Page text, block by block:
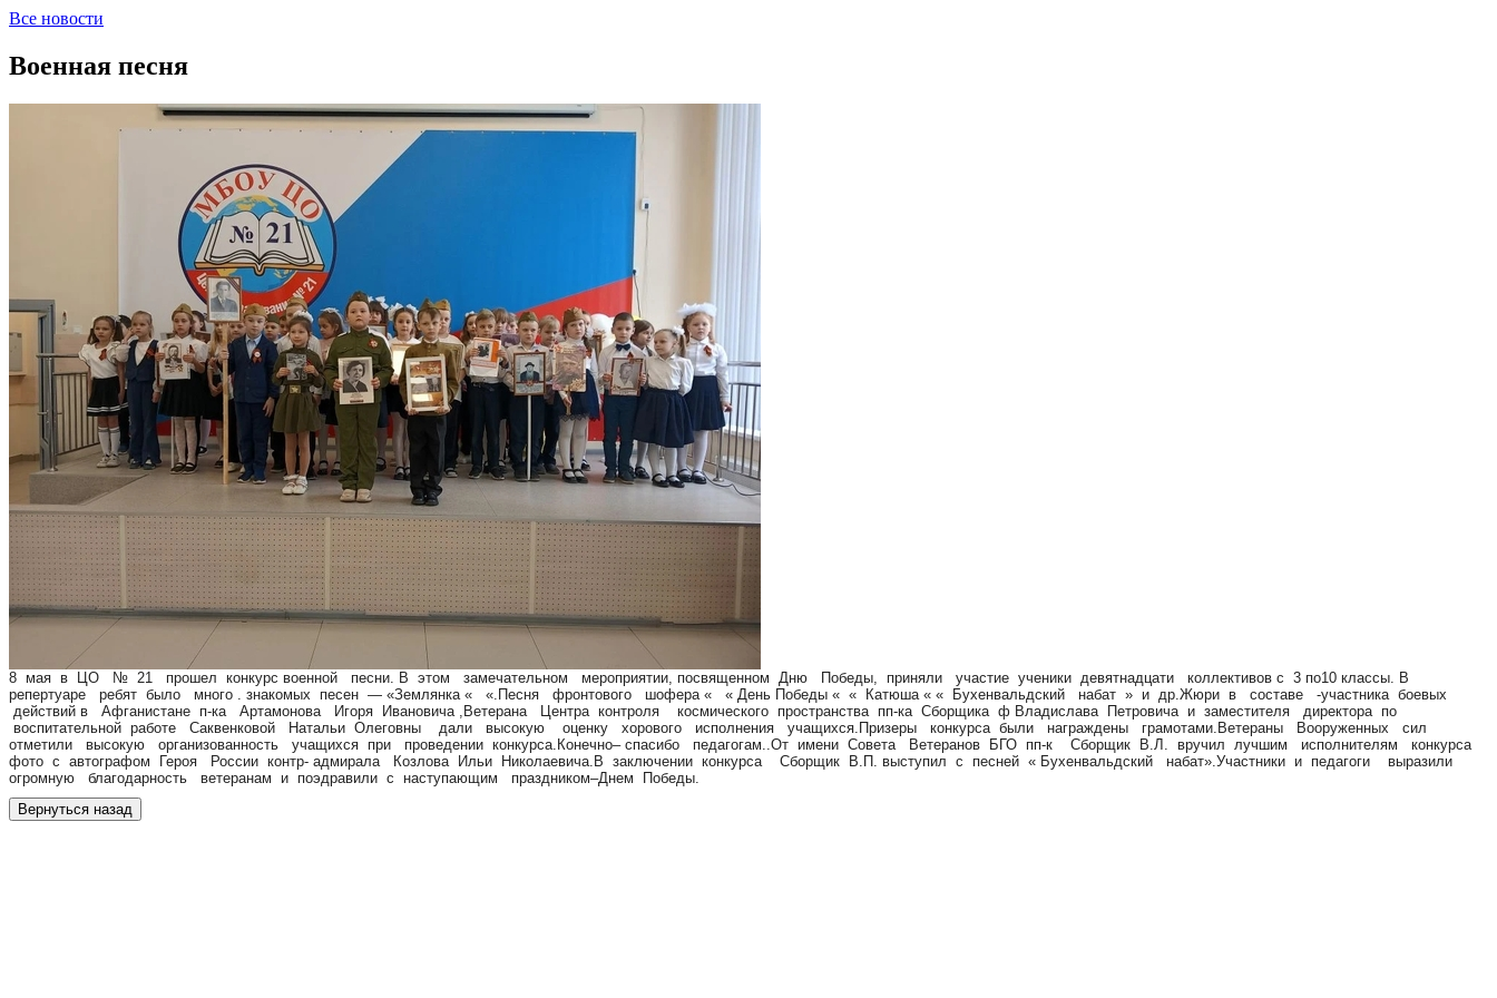
Все новости
Военная песня
8 мая в ЦО № 21 прошел конкурс военной песни. В этом замечательном мероприятии, посвященном Дню Победы, приняли участие ученики девятнадцати коллективов с 3 по10 классы. В
репертуаре ребят было много . знакомых песен — «Землянка « «.Песня фронтового шофера « « День Победы « « Катюша « « Бухенвальдский набат » и др.Жюри в составе -участника боевых
действий в Афганистане п-ка Артамонова Игоря Ивановича ,Ветерана Центра контроля космического пространства пп-ка Сборщика ф Владислава Петровича и заместителя директора по
воспитательной работе Саквенковой Натальи Олеговны дали высокую оценку хорового исполнения учащихся.Призеры конкурса были награждены грамотами.Ветераны Вооруженных сил
отметили высокую организованность учащихся при проведении конкурса.Конечно– спасибо педагогам..От имени Совета Ветеранов БГО пп-к Сборщик В.Л. вручил лучшим исполнителям конкурса
фото с автографом Героя России контр- адмирала Козлова Ильи Николаевича.В заключении конкурса Сборщик В.П. выступил с песней « Бухенвальдский набат».Участники и педагоги выразили
огромную благодарность ветеранам и поэдравили с наступающим праздником–Днем Победы.